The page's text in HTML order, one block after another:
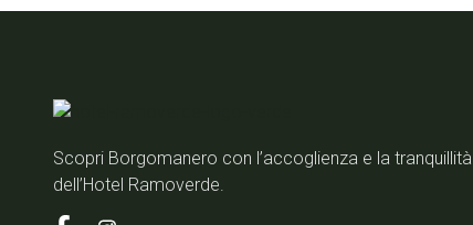
Scopri Borgomanero con l’accoglienza e la tranquillità
dell’Hotel Ramoverde.